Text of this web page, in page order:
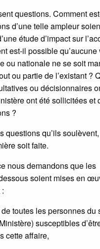
questions. Comment
d’une telle ampleur
étude d’impact sur
est-il possible qu’aucune
ou nationale ne se soit
ou partie de l’existant ?
ou décisionnaires
ont été sollicitées et
?
questions qu’ils
soit faite.
nous demandons que les
soient mises en
toutes les personnes du
susceptibles
cette affaire,